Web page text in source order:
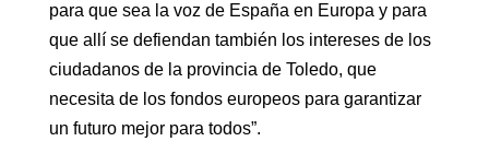
para que sea la voz de España en Europa y para
que allí se defiendan también los intereses de los
ciudadanos de la provincia de Toledo, que
necesita de los fondos europeos para garantizar
un futuro mejor para todos”.